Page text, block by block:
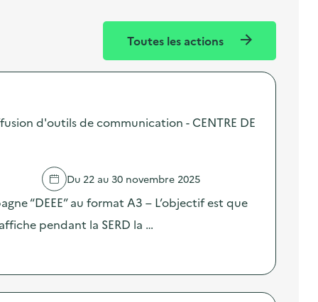
Toutes les actions
d'outils de communication - CENTRE DE
Du 22 au 30 novembre 2025
“DEEE” au format A3 – L’objectif est que
pendant la SERD la …